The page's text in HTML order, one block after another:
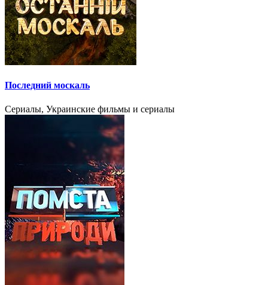
Последний москаль
Сериалы, Украинские фильмы и сериалы